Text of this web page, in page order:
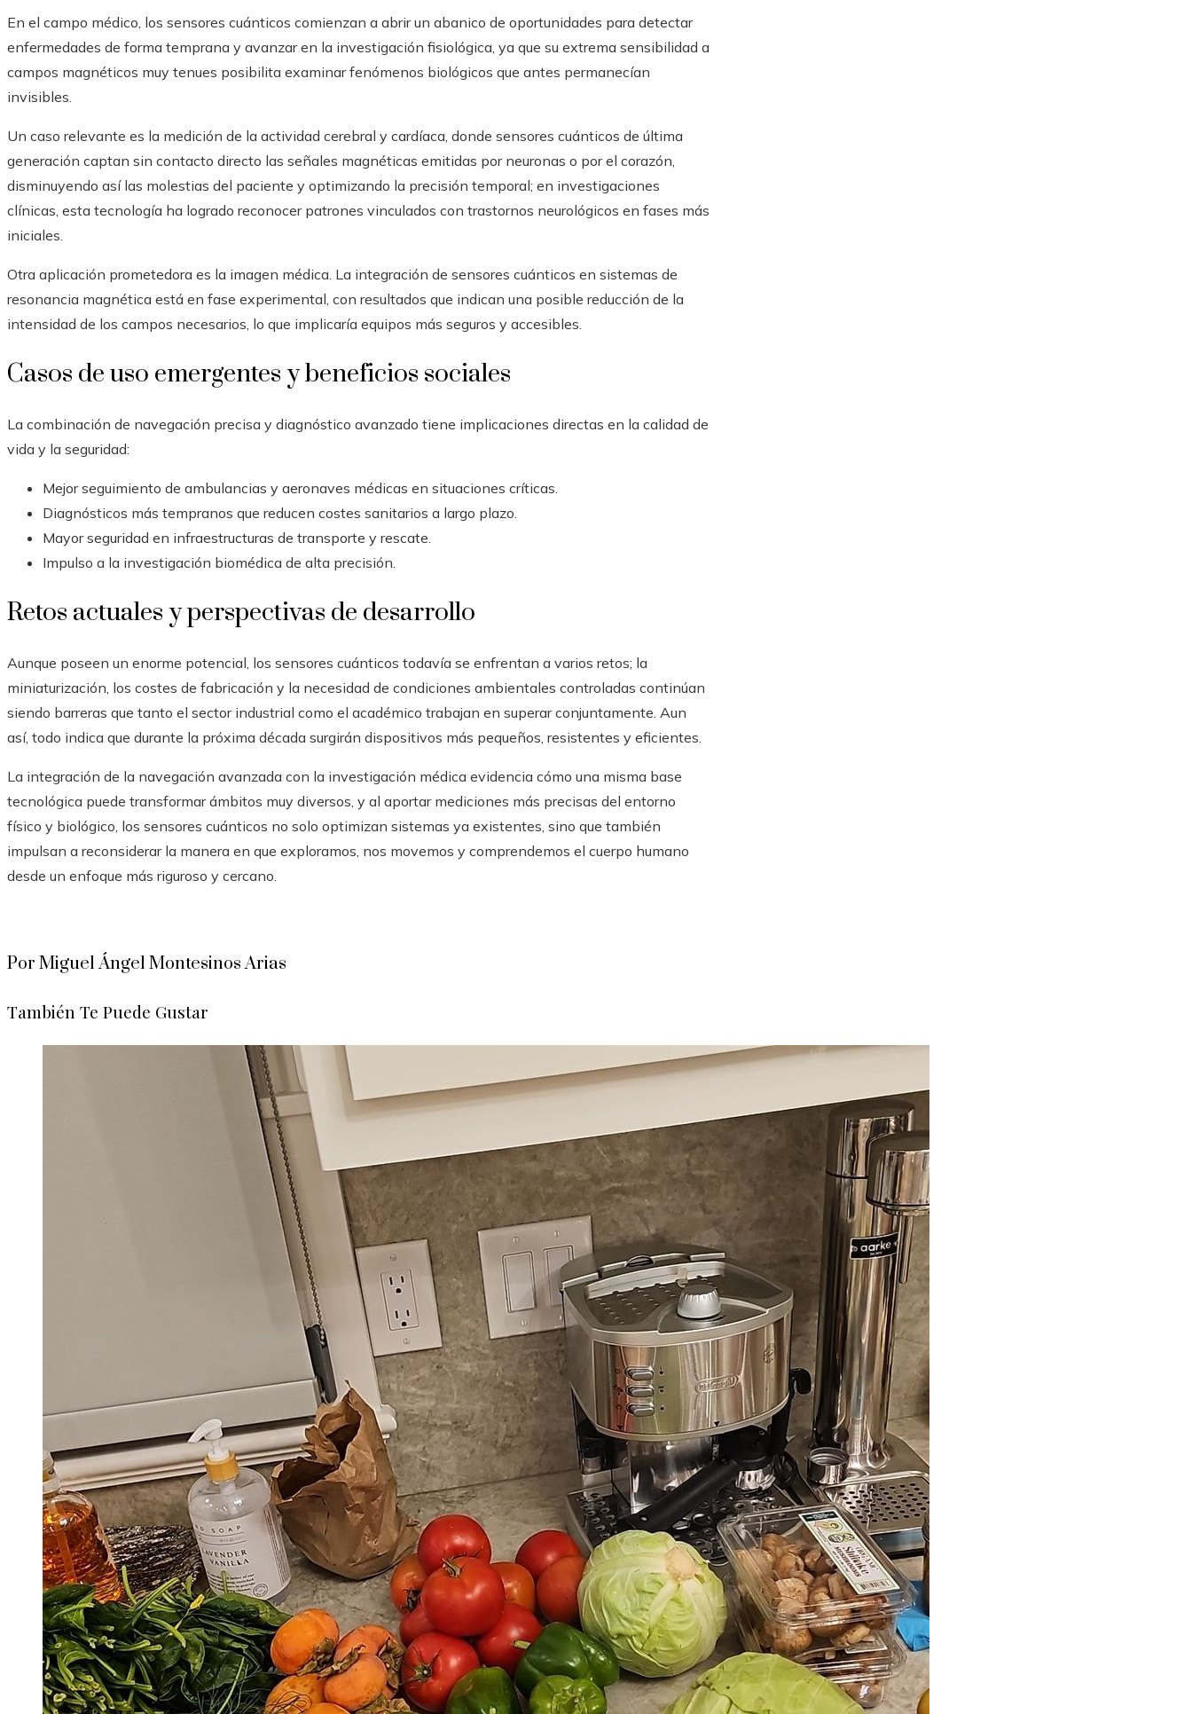
En el campo médico, los sensores cuánticos comienzan a abrir un abanico de oportunidades para detectar
enfermedades de forma temprana y avanzar en la investigación fisiológica, ya que su extrema sensibilidad a
campos magnéticos muy tenues posibilita examinar fenómenos biológicos que antes permanecían
invisibles.
Un caso relevante es la medición de la actividad cerebral y cardíaca, donde sensores cuánticos de última
generación captan sin contacto directo las señales magnéticas emitidas por neuronas o por el corazón,
disminuyendo así las molestias del paciente y optimizando la precisión temporal; en investigaciones
clínicas, esta tecnología ha logrado reconocer patrones vinculados con trastornos neurológicos en fases más
iniciales.
Otra aplicación prometedora es la imagen médica. La integración de sensores cuánticos en sistemas de
resonancia magnética está en fase experimental, con resultados que indican una posible reducción de la
intensidad de los campos necesarios, lo que implicaría equipos más seguros y accesibles.
Casos de uso emergentes y beneficios sociales
La combinación de navegación precisa y diagnóstico avanzado tiene implicaciones directas en la calidad de
vida y la seguridad:
Mejor seguimiento de ambulancias y aeronaves médicas en situaciones críticas.
Diagnósticos más tempranos que reducen costes sanitarios a largo plazo.
Mayor seguridad en infraestructuras de transporte y rescate.
Impulso a la investigación biomédica de alta precisión.
Retos actuales y perspectivas de desarrollo
Aunque poseen un enorme potencial, los sensores cuánticos todavía se enfrentan a varios retos; la
miniaturización, los costes de fabricación y la necesidad de condiciones ambientales controladas continúan
siendo barreras que tanto el sector industrial como el académico trabajan en superar conjuntamente. Aun
así, todo indica que durante la próxima década surgirán dispositivos más pequeños, resistentes y eficientes.
La integración de la navegación avanzada con la investigación médica evidencia cómo una misma base
tecnológica puede transformar ámbitos muy diversos, y al aportar mediciones más precisas del entorno
físico y biológico, los sensores cuánticos no solo optimizan sistemas ya existentes, sino que también
impulsan a reconsiderar la manera en que exploramos, nos movemos y comprendemos el cuerpo humano
desde un enfoque más riguroso y cercano.
Por Miguel Ángel Montesinos Arias
También Te Puede Gustar